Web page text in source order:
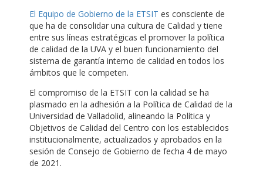
El Equipo de Gobierno de la ETSIT es consciente de
que ha de consolidar una cultura de Calidad y tiene
entre sus líneas estratégicas el promover la política
de calidad de la UVA y el buen funcionamiento del
sistema de garantía interno de calidad en todos los
ámbitos que le competen.
El compromiso de la ETSIT con la calidad se ha
plasmado en la adhesión a la Política de Calidad de la
Universidad de Valladolid, alineando la Política y
Objetivos de Calidad del Centro con los establecidos
institucionalmente, actualizados y aprobados en la
sesión de Consejo de Gobierno de fecha 4 de mayo
de 2021.